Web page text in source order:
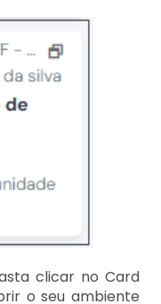
clicar no Card
o seu ambiente